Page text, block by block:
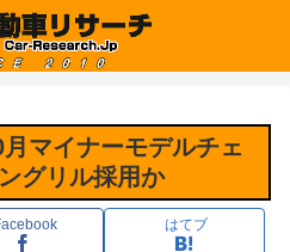
マイナーモデルチェ
グリル採用か
はてブ